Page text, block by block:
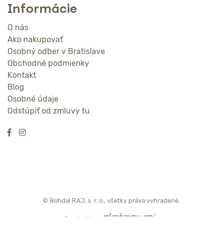
Informácie
O nás
Ako nakupovať
Osobný odber v Bratislave
Obchodné podmienky
Kontakt
Blog
Osobné údaje
Odstúpiť od zmluvy tu
© Bohdal RAJ, s. r. o., všetky práva vyhradené.
Created by